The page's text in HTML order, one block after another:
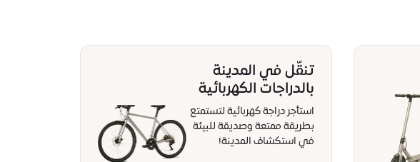
تنقّل في المدينة
بالدراجات الكهربائية
استأجر دراجة كهربائية لتستمتع
بطريقة ممتعة وصديقة للبيئة
في استكشاف المدينة!